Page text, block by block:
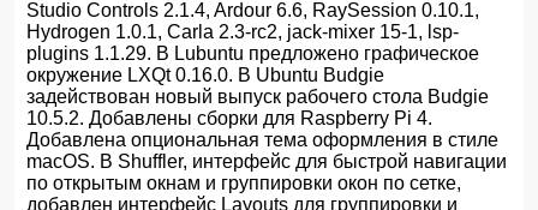
Studio Controls 2.1.4, Ardour 6.6, RaySession 0.10.1,
Hydrogen 1.0.1, Carla 2.3-rc2, jack-mixer 15-1, lsp-
plugins 1.1.29. В Lubuntu предложено графическое
окружение LXQt 0.16.0. В Ubuntu Budgie
задействован новый выпуск рабочего стола Budgie
10.5.2. Добавлены сборки для Raspberry Pi 4.
Добавлена опциональная тема оформления в стиле
macOS. В Shuffler, интерфейс для быстрой навигации
по открытым окнам и группировки окон по сетке,
добавлен интерфейс Layouts для группировки и